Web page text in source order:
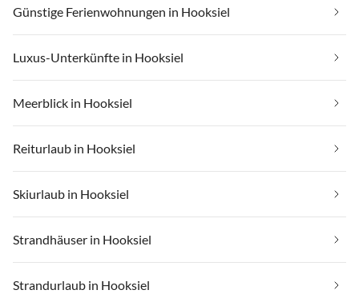
Günstige Ferienwohnungen in Hooksiel
Luxus-Unterkünfte in Hooksiel
Meerblick in Hooksiel
Reiturlaub in Hooksiel
Skiurlaub in Hooksiel
Strandhäuser in Hooksiel
Strandurlaub in Hooksiel